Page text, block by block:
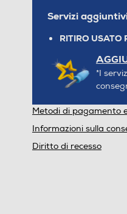
Servizi
RITIRO USATO
*I
Metodi di pagamento
Informazioni sulla
Diritto di recesso